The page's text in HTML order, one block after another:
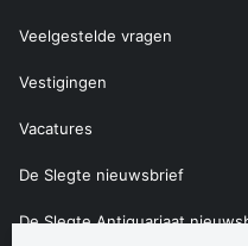
Veelgestelde vragen
Vestigingen
Vacatures
De Slegte nieuwsbrief
De Slegte Antiquariaat